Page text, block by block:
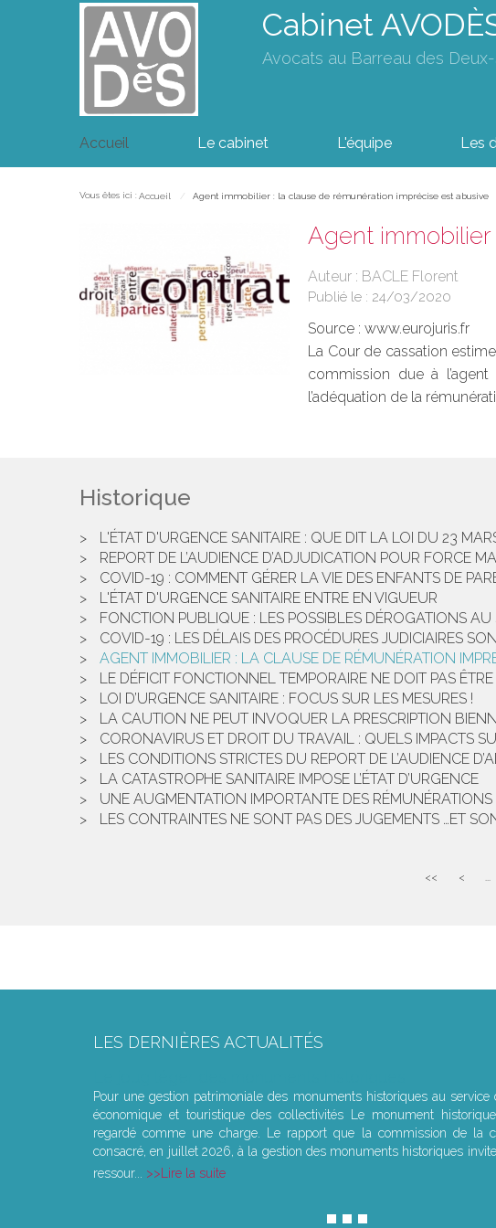
Cabinet
Avocats au Barreau des
Accueil Le cabinet L'équipe Les
Vous êtes ici : Accueil Agent immobilier : la clause de rémunération imprécise est abusive
Agent
Auteur : BACLE Florent
Publié le : 24/03/2020
Source : www.eurojuris.fr
La Cour de cassation
commission due à
l’adéquation de la
Historique
L'ÉTAT D'URGENCE SANITAIRE : QUE DIT LA LOI DU 23
REPORT DE L’AUDIENCE D’ADJUDICATION POUR FORCE
COVID-19 : COMMENT GÉRER LA VIE DES ENFANTS DE
L'ÉTAT D'URGENCE SANITAIRE ENTRE EN VIGUEUR
FONCTION PUBLIQUE : LES POSSIBLES DÉROGATIONS
COVID-19 : LES DÉLAIS DES PROCÉDURES JUDICIAIRES
AGENT IMMOBILIER : LA CLAUSE DE RÉMUNÉRATION
LE DÉFICIT FONCTIONNEL TEMPORAIRE NE DOIT PAS
LOI D’URGENCE SANITAIRE : FOCUS SUR LES MESURES !
LA CAUTION NE PEUT INVOQUER LA PRESCRIPTION
CORONAVIRUS ET DROIT DU TRAVAIL : QUELS IMPACTS
LES CONDITIONS STRICTES DU REPORT DE L’AUDIENCE
LA CATASTROPHE SANITAIRE IMPOSE L’ÉTAT D’URGENCE
UNE AUGMENTATION IMPORTANTE DES
LES CONTRAINTES NE SONT PAS DES JUGEMENTS …ET
<< < ...
LES DERNIÈRES ACTUALITÉS
Pour une gestion patrimoniale des monuments historiques au service
économique et touristique des collectivités Le monument
regardé comme une charge. Le rapport que la commission de la
consacré, en juillet 2026, à la gestion des monuments historiques
ressour...
Lire la suite